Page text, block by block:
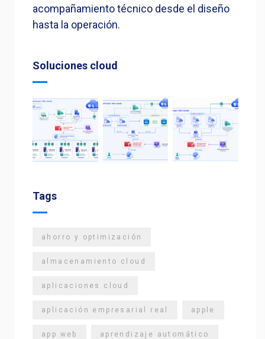
acompañamiento técnico desde el diseño
hasta la operación.
Soluciones cloud
Tags
ahorro y optimización
almacenamiento cloud
aplicaciones cloud
aplicación empresarial real apple
app web aprendizaje automático